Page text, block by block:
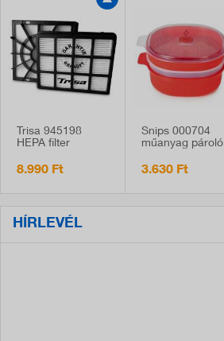
Trisa 945198
HEPA filter
porszívóhoz
8.990 Ft
Snips 000704
műanyag pároló
mikrózható
3.630 Ft
HÍRLEVÉL